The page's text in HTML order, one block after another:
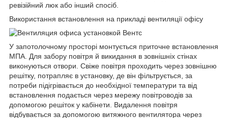
ревізійний люк або інший спосіб.
Використання встановлення на прикладі вентиляції офісу
У запотолочному просторі монтується приточне встановлення
МПА. Для забору повітря й викидання в зовнішніх стінах
виконуються отвори. Свіже повітря проходить через зовнішню
решітку, потрапляє в установку, де він фільтрується, за
потреби підігрівається до необхідної температури та від
встановлення подається через мережу повітроводів за
допомогою решіток у кабінети. Видалення повітря
відбувається за допомогою витяжного вентилятора через